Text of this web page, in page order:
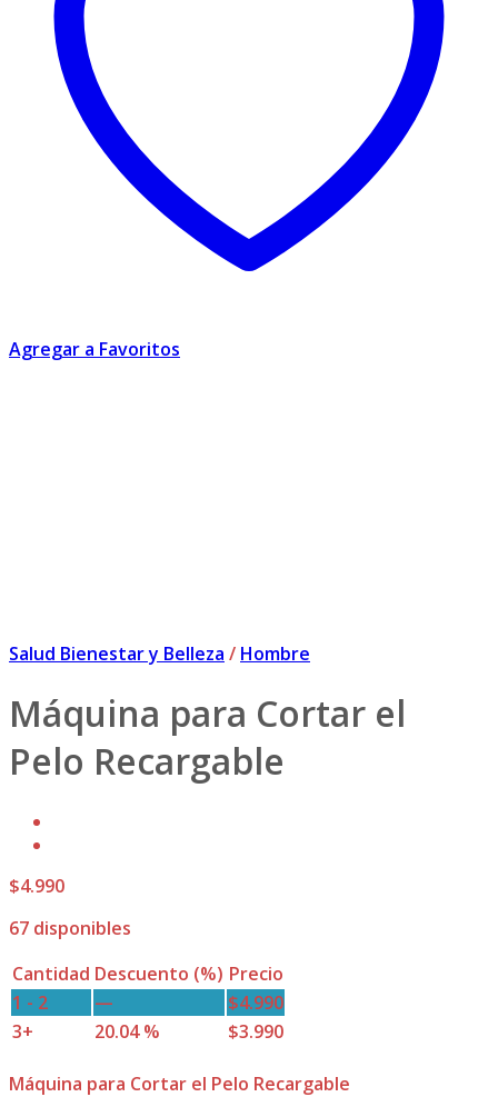
Agregar a Favoritos
Salud Bienestar y Belleza / Hombre
Máquina para Cortar el
Pelo Recargable
$4.990
67 disponibles
Cantidad Descuento (%) Precio
1 - 2
— $4.990
3+
20.04 % $3.990
Máquina para Cortar el Pelo Recargable